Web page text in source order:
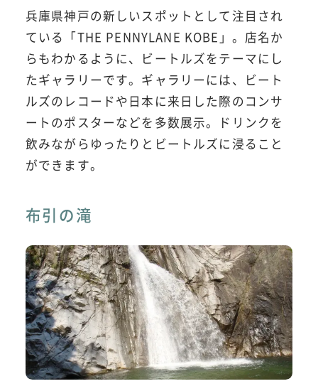
兵庫県神戸の新しいスポットとして注目され
ている「THE PENNYLANE KOBE」。店名か
らもわかるように、ビートルズをテーマにし
たギャラリーです。ギャラリーには、ビート
ルズのレコードや日本に来日した際のコンサ
ートのポスターなどを多数展示。ドリンクを
飲みながらゆったりとビートルズに浸ること
ができます。
布引の滝